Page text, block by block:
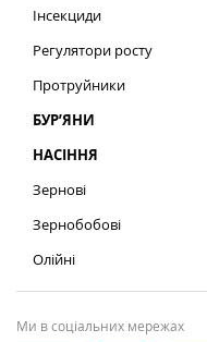
Інсекциди
Регулятори росту
Протруйники
БУР’ЯНИ
НАСІННЯ
Зернові
Зернобобові
Олійні
Ми в соціальних мережах